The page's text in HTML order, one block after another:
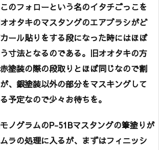
のフォローという名のイタチごっこを
オタキのマスタングのエアブラシがど
ール貼りをする段になった時にはほぼ
寸法となるのである。旧オオタキの方
塗装の際の段取りとほぼ同じなので割
、銀塗装以外の部分をマスキングして
予定なので少々お待ちを。
ノグラムのP-51Bマスタングの筆塗りが
ラの処理に入るが、まずはフィニッシ